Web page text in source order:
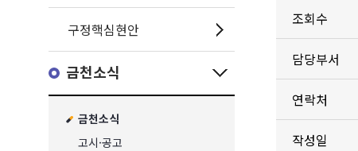
구정핵심현안
금천소식
금천소식
고시·공고
조회수
담당부서
연락처
작성일